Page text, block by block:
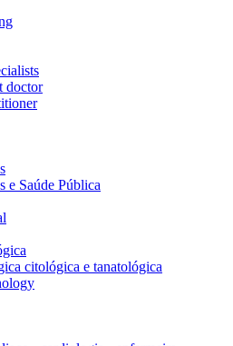
doctor
e Saúde Pública
citológica e tanatológica